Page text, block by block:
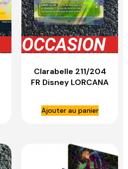
Clarabelle 211/204
FR Disney LORCANA
Ajouter au panier